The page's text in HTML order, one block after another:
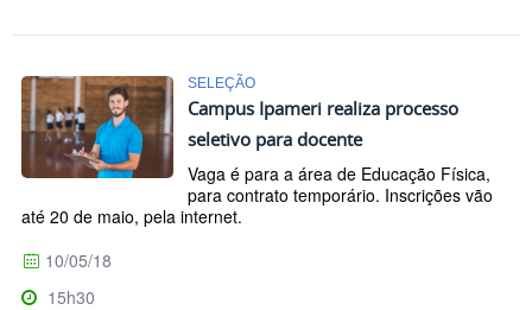
SELEÇÃO
Campus Ipameri realiza processo
seletivo para docente
Vaga é para a área de Educação Física,
para contrato temporário. Inscrições vão
até 20 de maio, pela internet.
10/05/18
15h30